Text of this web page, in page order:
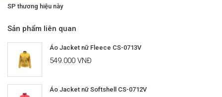
SP thương hiệu này
Sản phẩm liên quan
Áo Jacket nữ Fleece CS-0713V
549.000 VNĐ
Áo Jacket nữ Softshell CS-0712V